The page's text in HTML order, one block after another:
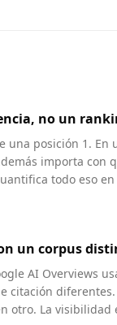
no un
una posición 1. En
importa con
todo eso
un corpus
AI Overviews
citación
otro. La visibilidad